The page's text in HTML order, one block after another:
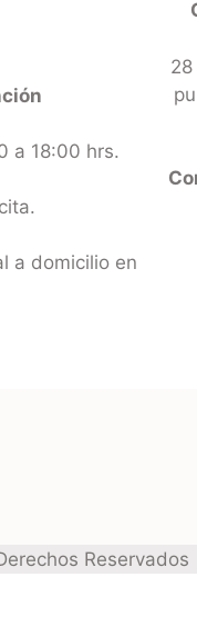
a 18:00 hrs.
a domicilio en
Reservados